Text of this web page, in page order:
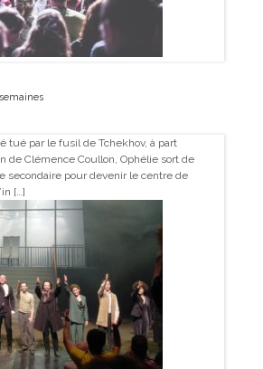
tué par le fusil de Tchekhov, à part
de Clémence Coullon, Ophélie sort de
secondaire pour devenir le centre de
[…]